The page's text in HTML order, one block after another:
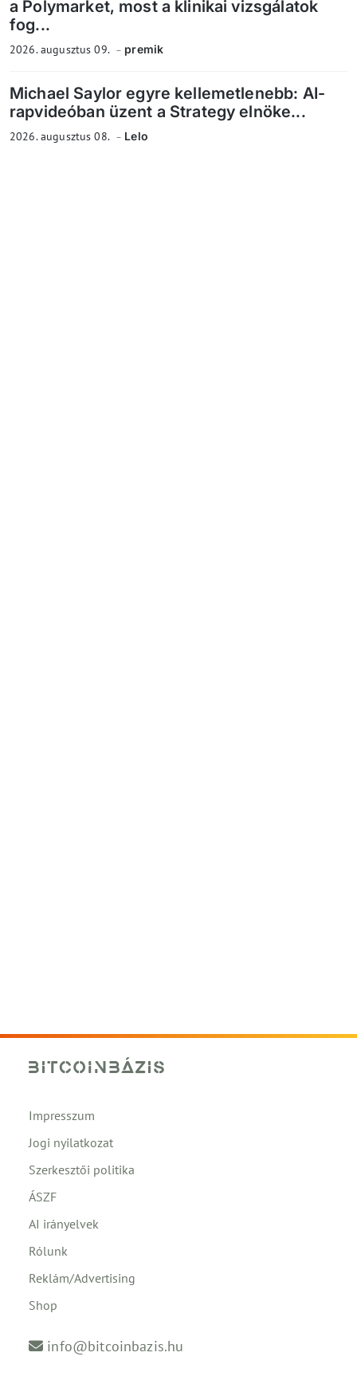
a Polymarket, most a klinikai vizsgálatok
fog...
2026. augusztus 09. premik
Michael Saylor egyre kellemetlenebb: AI-
rapvideóban üzent a Strategy elnöke...
2026. augusztus 08. Lelo
Impresszum
Jogi nyilatkozat
Szerkesztői politika
ÁSZF
AI irányelvek
Rólunk
Reklám/Advertising
Shop
info@bitcoinbazis.hu